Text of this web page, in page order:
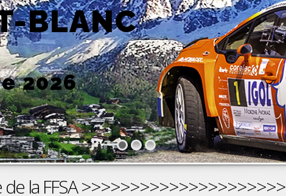
BLANC
2026
la FFSA >>>>>>>>>>>>>>>>>>>>>